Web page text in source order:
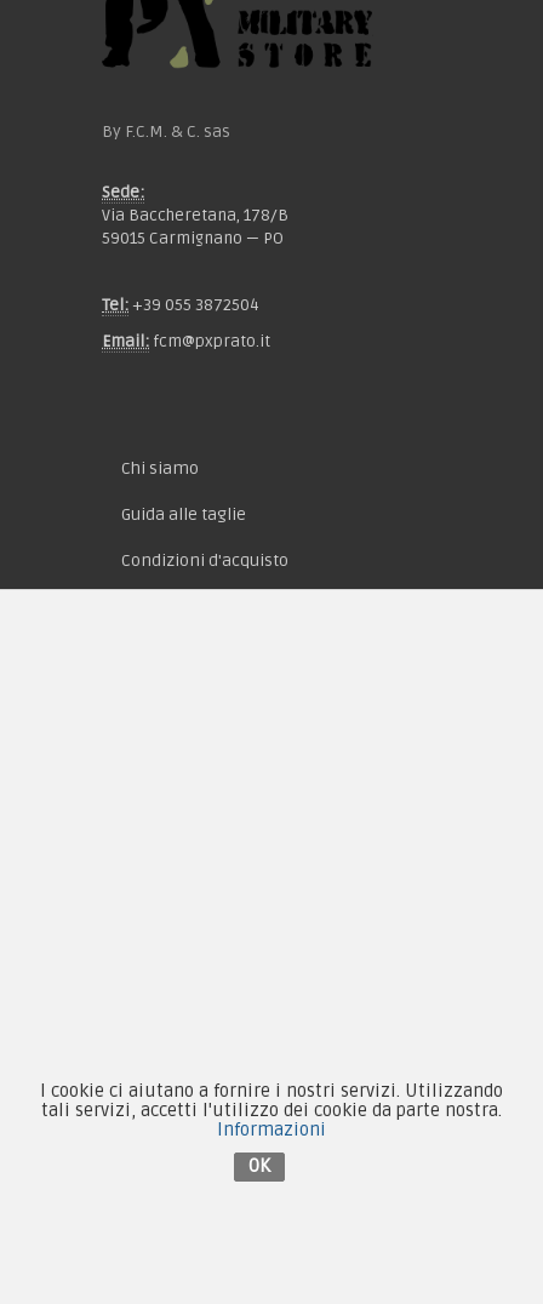
By F.C.M. & C. sas
Sede:
Via Baccheretana, 178/B
59015 Carmignano — PO
Tel: +39 055 3872504
Email: fcm@pxprato.it
Chi siamo
Guida alle taglie
Condizioni d'acquisto
Contattaci su Facebook
I cookie ci aiutano a fornire i nostri servizi. Utilizzando
tali servizi, accetti l'utilizzo dei cookie da parte nostra.
Informazioni
OK